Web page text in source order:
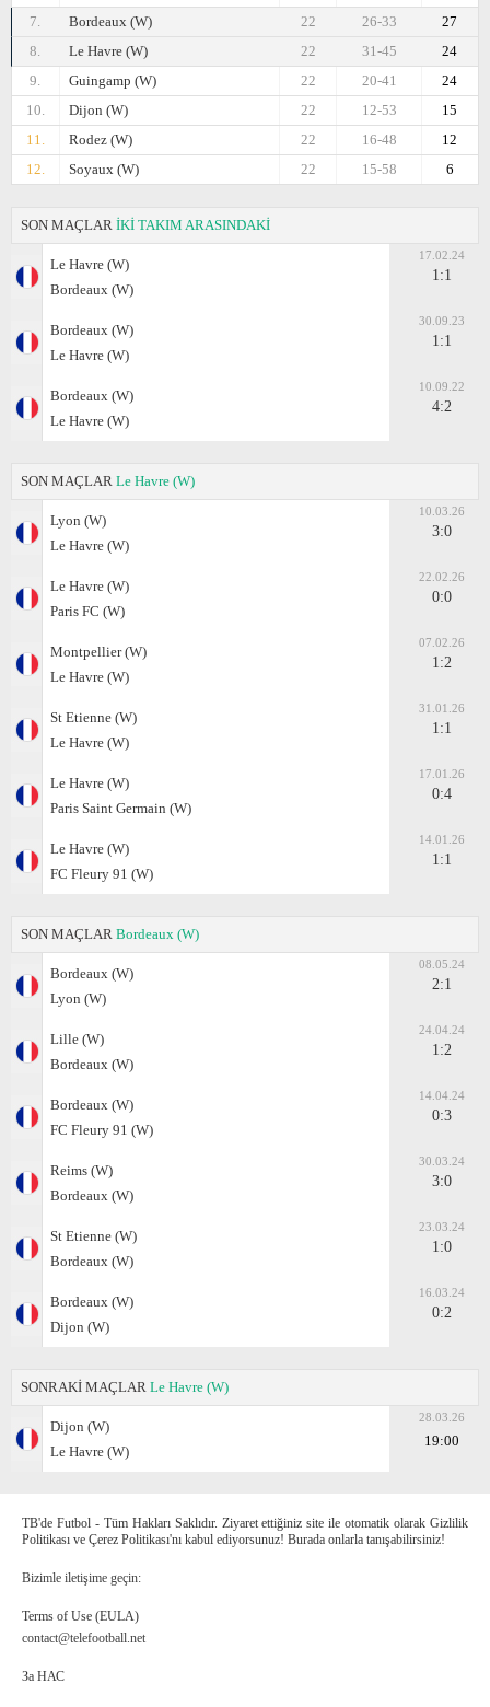
7.
Bordeaux (W) 27
26-33
22
8.
Le Havre (W) 24
31-45
22
9.
Guingamp (W) 24
20-41
22
10.
Dijon (W) 15
12-53
22
11.
Rodez (W) 12
16-48
22
12.
Soyaux (W) 6
15-58
22
SON MAÇLAR İKİ TAKIM ARASINDAKİ
Le Havre (W)
Bordeaux (W)
17.02.24
1:1
Bordeaux (W)
Le Havre (W)
30.09.23
1:1
Bordeaux (W)
Le Havre (W)
10.09.22
4:2
SON MAÇLAR Le Havre (W)
Lyon (W)
Le Havre (W)
10.03.26
3:0
Le Havre (W)
Paris FC (W)
22.02.26
0:0
Montpellier (W)
Le Havre (W)
07.02.26
1:2
St Etienne (W)
Le Havre (W)
31.01.26
1:1
Le Havre (W)
Paris Saint Germain (W)
17.01.26
0:4
Le Havre (W)
FC Fleury 91 (W)
14.01.26
1:1
SON MAÇLAR Bordeaux (W)
Bordeaux (W)
Lyon (W)
08.05.24
2:1
Lille (W)
Bordeaux (W)
24.04.24
1:2
Bordeaux (W)
FC Fleury 91 (W)
14.04.24
0:3
Reims (W)
Bordeaux (W)
30.03.24
3:0
St Etienne (W)
Bordeaux (W)
23.03.24
1:0
Bordeaux (W)
Dijon (W)
16.03.24
0:2
SONRAKİ MAÇLAR Le Havre (W)
Dijon (W)
Le Havre (W)
28.03.26
19:00
TB'de Futbol - Tüm Hakları Saklıdır. Ziyaret ettiğiniz site ile otomatik olarak Gizlilik
Politikası ve Çerez Politikası'nı kabul ediyorsunuz! Burada onlarla tanışabilirsiniz!
Bizimle iletişime geçin:
Terms of Use (EULA)
contact@telefootball.net
За НАС